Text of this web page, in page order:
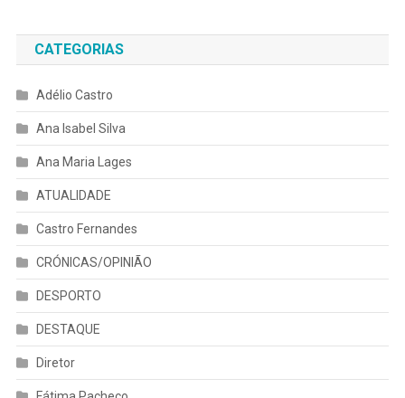
CATEGORIAS
Adélio Castro
Ana Isabel Silva
Ana Maria Lages
ATUALIDADE
Castro Fernandes
CRÓNICAS/OPINIÃO
DESPORTO
DESTAQUE
Diretor